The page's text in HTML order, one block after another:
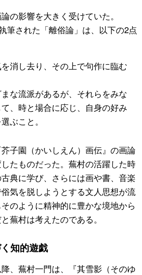
の影響を大きく受けていた。
筆された「離俗論」は、以下の2点
消し去り、その上で句作に臨む
な流派があるが、それらをみな
、時と場合に応じ、自身の好み
ぶこと。
子園（かいしえん）画伝』の画論
たものだった。蕪村の活躍した時
典に学び、さらには画や書、音楽
気を脱しようとする文人思想が流
のように精神的に豊かな境地から
蕪村は考えたのである。
知的遊戯
、蕪村一門は、『其雪影（そのゆ